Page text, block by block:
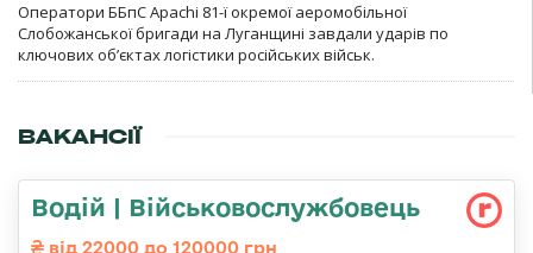
Оператори ББпС Apachi 81-ї окремої аеромобільної
Слобожанської бригади на Луганщині завдали ударів по
ключових об’єктах логістики російських військ.
ВАКАНСІЇ
Водій | Військовослужбовець
від 22000 до 120000 грн